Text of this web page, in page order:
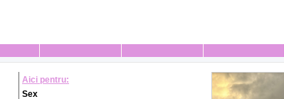
Aici pentru:
Sex